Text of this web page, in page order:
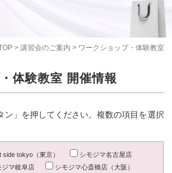
> 講習会のご案内 > ワークショップ・体験教室
体験教室 開催情報
ン」を押してください。複数の項目を選択
side tokyo（東京）
シモジマ名古屋店
ジマ岐阜店
シモジマ心斎橋店（大阪）